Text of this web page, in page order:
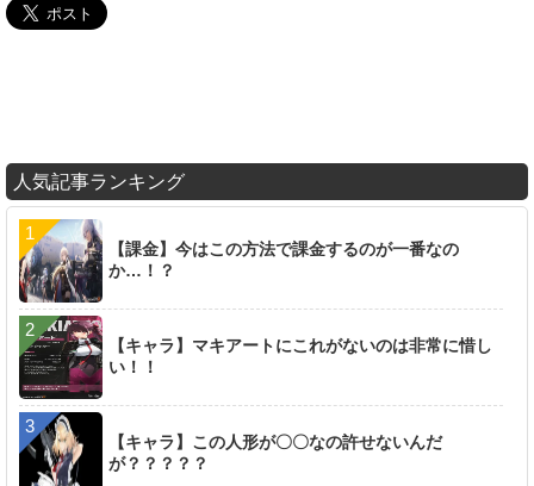
人気記事ランキング
【課金】今はこの方法で課金するのが一番なの
か…！？
【キャラ】マキアートにこれがないのは非常に惜し
い！！
【キャラ】この人形が〇〇なの許せないんだ
が？？？？？